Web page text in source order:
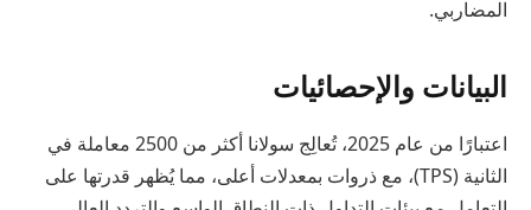
المضاربي.
البيانات والإحصائيات
اعتبارًا من عام 2025، تُعالِج سولانا أكثر من 2500 معاملة في
الثانية (TPS)، مع ذروات بمعدلات أعلى، مما يُظهر قدرتها على